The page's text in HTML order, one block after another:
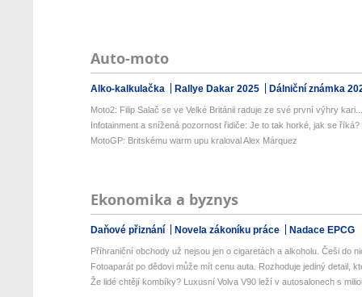
Auto-moto
Alko-kalkulačka Rallye Dakar 2025 Dálniční známka
Moto2: Filip Salač se ve Velké Británii raduje ze své první výhry
Infotainment a snížená pozornost řidiče: Je to tak horké, jak se říká?
MotoGP: Britskému warm upu kraloval Alex Márquez
Ekonomika a byznys
Daňové přiznání Novela zákoníku práce Nadace EPCG
Příhraniční obchody už nejsou jen o cigaretách a alkoholu. Češi do
Fotoaparát po dědovi může mít cenu auta. Rozhoduje jediný detail,
Že lidé chtějí kombíky? Luxusní Volva V90 leží v autosalonech s